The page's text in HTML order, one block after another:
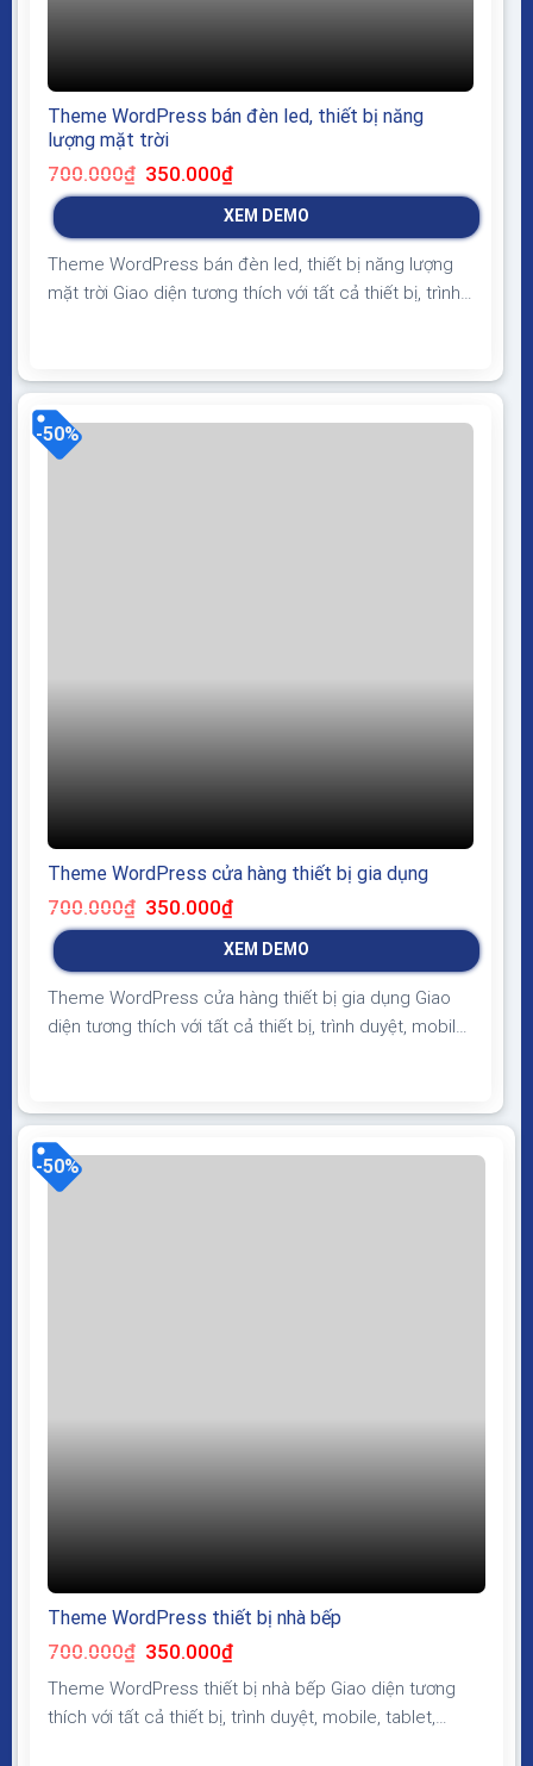
Theme WordPress bán đèn led, thiết bị năng
lượng mặt trời
700.000₫ Giá
gốc
là:
350.000₫Giá
tại
là:
XEM DEMO
Theme WordPress bán đèn led, thiết bị năng lượng
mặt trời Giao diện tương thích với tất cả thiết bị, trình
Thiết kế chuẩn SEO, load nhanh nhẹ tối ưu với các
công cụ tìm kiếm Theme sạch...
-50%
Theme WordPress cửa hàng thiết bị gia dụng
700.000₫ Giá
gốc
là:
350.000₫Giá
tại
là:
XEM DEMO
Theme WordPress cửa hàng thiết bị gia dụng Giao
diện tương thích với tất cả thiết bị, trình duyệt, mobile,
load nhanh nhẹ tối ưu với các công cụ tìm kiếm
Theme sạch hoàn toàn 100%...
-50%
Theme WordPress thiết bị nhà bếp
700.000₫ Giá
gốc
là:
700.000₫.
350.000₫Giá
tại
là:
350.000₫.
Theme WordPress thiết bị nhà bếp Giao diện tương
thích với tất cả thiết bị, trình duyệt, mobile, tablet,